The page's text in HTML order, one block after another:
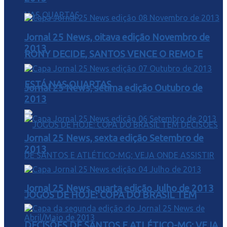
RONY DECIDE, SANTOS VENCE O REMO E
ESTÁ NAS QUARTAS
JOGOS DE HOJE: COPA DO BRASIL TEM
Jornal 25 News, oitava edição Novembro de
2013
Jornal 25 News, sétima edição Outubro de
2013
Jornal 25 News, sexta edição Setembro de
2013
Jornal 25 News, quarta edição Julho de 2013